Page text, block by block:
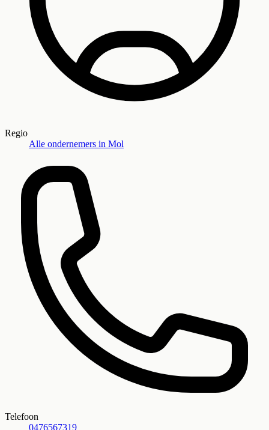
Regio
Alle ondernemers in Mol
Telefoon
0476567319